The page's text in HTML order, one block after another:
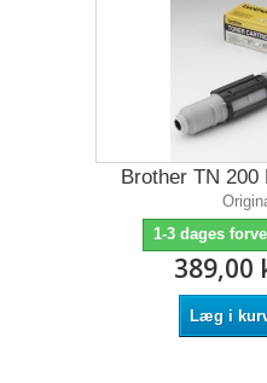
Brother TN 200
1-3 dages
389,00
Læg i